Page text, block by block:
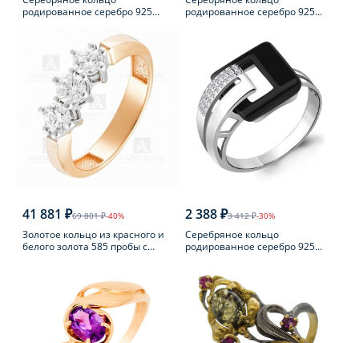
родированное серебро 925
родированное серебро 925
41 881 ₽69 801 ₽-40%
Золотое кольцо из красного и
белого золота 585 пробы с
2 388 ₽3 412 ₽-30%
Серебряное кольцо
родированное серебро 925